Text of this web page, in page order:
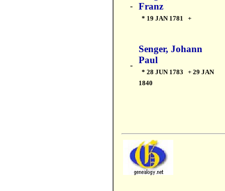
-
Franz
* 19 JAN 1781 +
-
Senger, Johann
Paul
* 28 JUN 1783 + 29 JAN
1840